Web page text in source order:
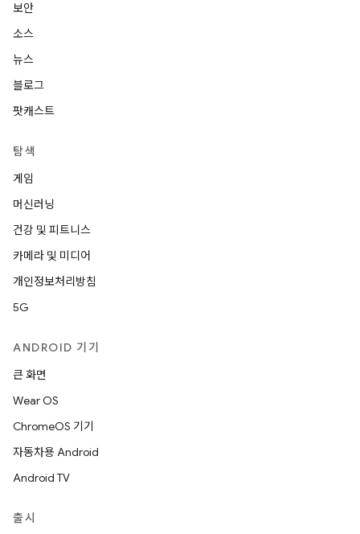
보안
소스
뉴스
블로그
팟캐스트
탐색
게임
머신러닝
건강 및 피트니스
카메라 및 미디어
개인정보처리방침
5G
ANDROID 기기
큰 화면
Wear OS
ChromeOS 기기
자동차용 Android
Android TV
출시